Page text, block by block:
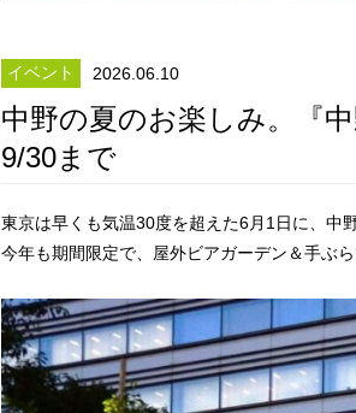
イベント 2026.06.10
中野の夏のお楽しみ。『
9/30まで
東京は早くも気温30度を超えた6月1日に、中
今年も期間限定で、屋外ビアガーデン＆手ぶ